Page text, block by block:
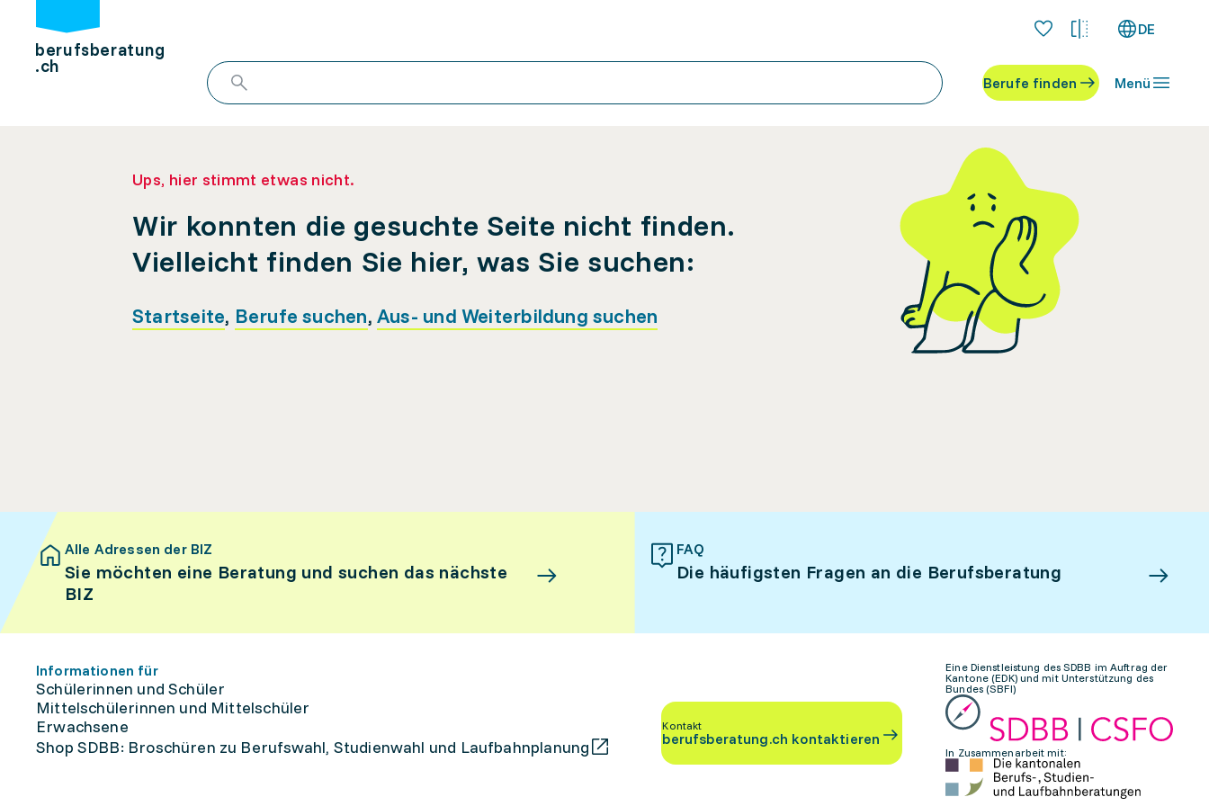
berufsberatung
.ch
DE
Berufe finden Menü
Ups, hier stimmt etwas nicht.
Wir konnten die gesuchte Seite nicht finden.
Vielleicht finden Sie hier, was Sie suchen:
Startseite, Berufe suchen, Aus- und Weiterbildung suchen
Alle Adressen der BIZ
Sie möchten eine Beratung und suchen das nächste
BIZ
FAQ
Die häufigsten Fragen an die Berufsberatung
Informationen für
Schülerinnen und Schüler
Mittelschülerinnen und Mittelschüler
Erwachsene
Shop SDBB: Broschüren zu Berufswahl, Studienwahl und Laufbahnplanung
Kontakt
berufsberatung.ch kontaktieren
Eine Dienstleistung des SDBB im Auftrag der
Kantone (EDK) und mit Unterstützung des
Bundes (SBFI)
In Zusammenarbeit mit: